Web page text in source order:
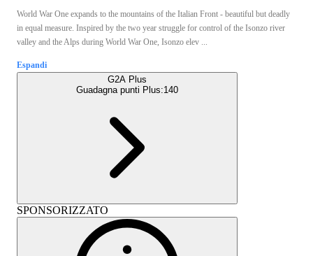
World War One expands to the mountains of the Italian Front - beautiful but deadly
in equal measure. Inspired by the two year struggle for control of the Isonzo river
valley and the Alps during World War One, Isonzo elev ...
Espandi
G2A Plus
Guadagna punti Plus:140
SPONSORIZZATO